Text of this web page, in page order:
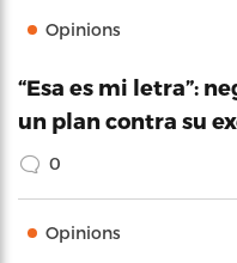
Opinions
“Esa es mi letra”:
un plan contra su
0
Opinions